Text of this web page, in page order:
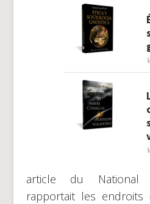
article du National
rapportait les